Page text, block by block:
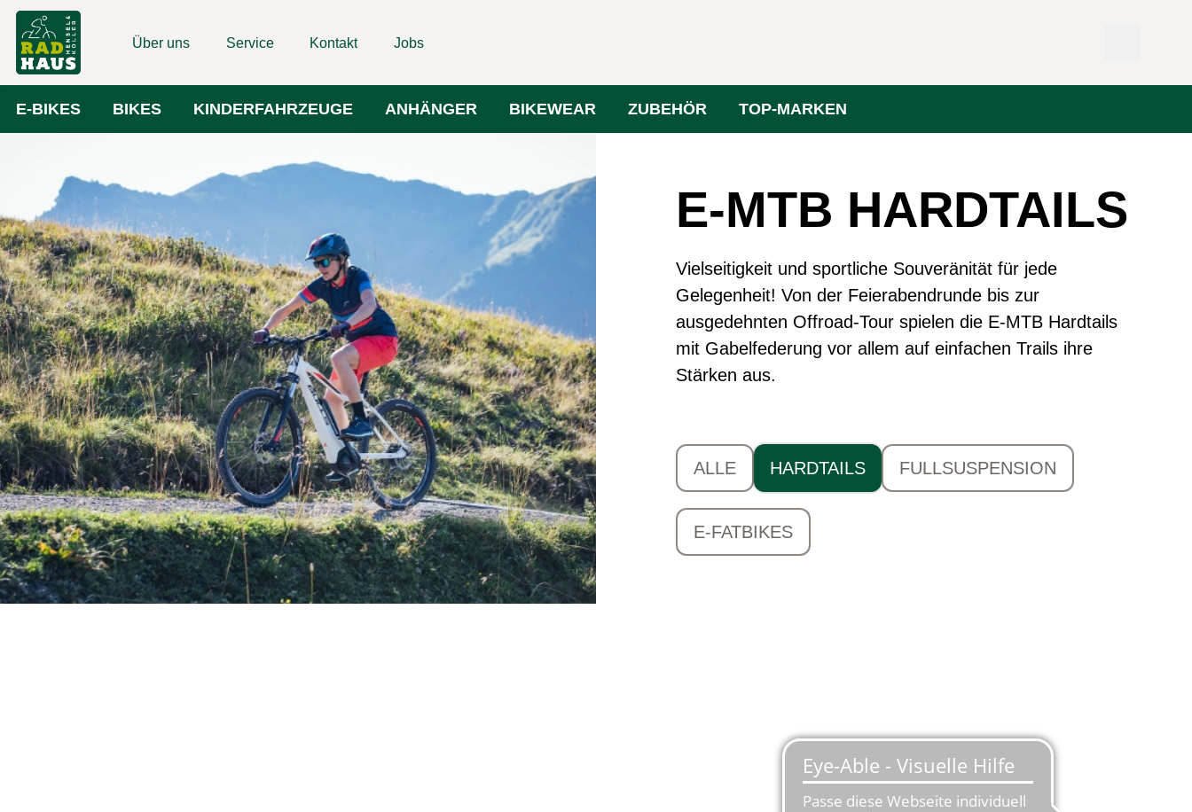
Über uns Service Kontakt Jobs
E-BIKES BIKES KINDERFAHRZEUGE ANHÄNGER BIKEWEAR ZUBEHÖR TOP-MARKEN
E-MTB HARDTAILS
Vielseitigkeit und sportliche Souveränität für jede
Gelegenheit! Von der Feierabendrunde bis zur
ausgedehnten Offroad-Tour spielen die E-MTB Hardtails
mit Gabelfederung vor allem auf einfachen Trails ihre
Stärken aus.
ALLE HARDTAILS FULLSUSPENSION
E-FATBIKES